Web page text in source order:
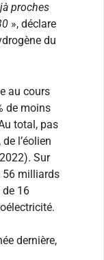
proches
», déclare
du
au cours
de moins
total, pas
l’éolien
Sur
56 milliards
16
dernière,